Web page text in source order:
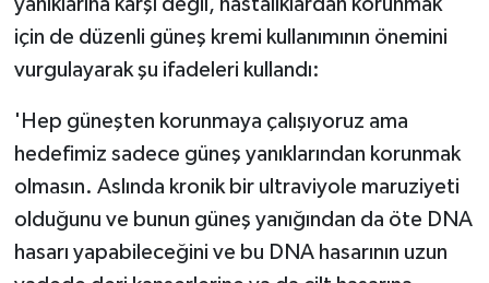
yanıklarına karşı değil, hastalıklardan korunmak
için de düzenli güneş kremi kullanımının önemini
vurgulayarak şu ifadeleri kullandı:
'Hep güneşten korunmaya çalışıyoruz ama
hedefimiz sadece güneş yanıklarından korunmak
olmasın. Aslında kronik bir ultraviyole maruziyeti
olduğunu ve bunun güneş yanığından da öte DNA
hasarı yapabileceğini ve bu DNA hasarının uzun